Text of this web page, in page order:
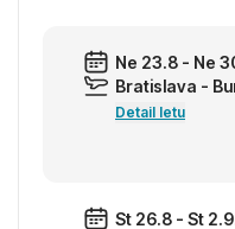
Ne 23.8 - Ne
Bratislava -
Detail letu
St 26.8 - St